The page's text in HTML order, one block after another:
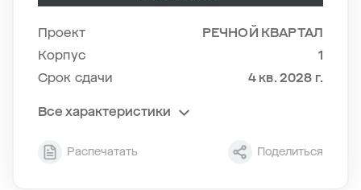
Проект
РЕЧНОЙ КВАРТАЛ
Корпус
1
Срок сдачи
4 кв. 2028 г.
Все характеристики
Секция
3
Распечатать Поделиться